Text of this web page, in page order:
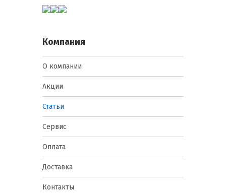
Компания
О компании
Акции
Статьи
Сервис
Оплата
Доставка
Контакты